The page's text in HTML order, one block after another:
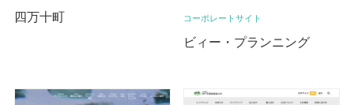
四万十町 コーポレートサイト
ビィー・プランニング